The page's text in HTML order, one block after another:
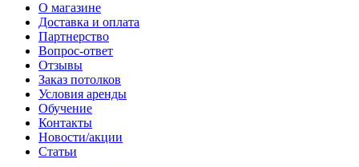
О магазине
Доставка и оплата
Партнерство
Вопрос-ответ
Отзывы
Заказ потолков
Условия аренды
Обучение
Контакты
Новости/акции
Статьи